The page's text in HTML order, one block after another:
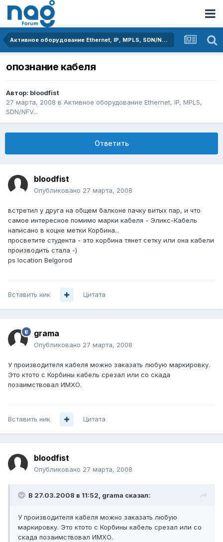
Активное оборудование Ethernet, IP, MPLS, SDN/NFV...
опознание кабеля
Автор: bloodfist
27 марта, 2008 в Активное оборудование Ethernet, IP, MPLS,
SDN/NFV...
Ответить
bloodfist
Опубликовано 27 марта, 2008
встретил у друга на общем балконе пачку витых пар, и что
самое интересное помимо марки кабеля - Эликс-Кабель
написано в коцне метки Корбина...
просветите студента - это корбина тянет сетку или она кабели
производить стала -)
ps location Belgorod
Вставить ник Цитата
grama
Опубликовано 27 марта, 2008
У производителя кабеля можно заказать любую маркировку.
Это ктото с Корбины кабель срезал или со скада
позаимствовал ИМХО.
Вставить ник Цитата
bloodfist
Опубликовано 27 марта, 2008
В 27.03.2008 в 11:52, grama сказал:
У производителя кабеля можно заказать любую
маркировку. Это ктото с Корбины кабель срезал или со
скада позаимствовал ИМХО.